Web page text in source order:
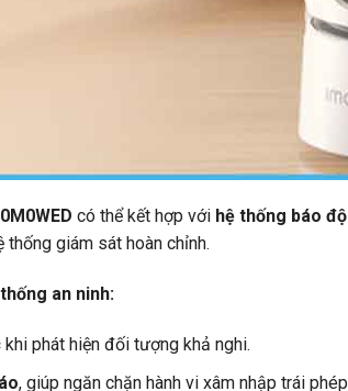
có thể kết hợp với hệ thống báo
thống giám sát hoàn chỉnh.
an ninh:
khi phát hiện đối tượng khả nghi.
, giúp ngăn chặn hành vi xâm nhập trái